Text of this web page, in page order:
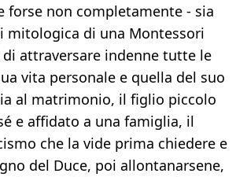
forse non completamente - sia
mitologica di una Montessori
attraversare indenne tutte le
vita personale e quella del suo
al matrimonio, il figlio piccolo
e affidato a una famiglia, il
che la vide prima chiedere e
del Duce, poi allontanarsene,